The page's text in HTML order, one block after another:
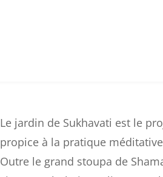
Le jardin de Sukhavati est le
propice à la pratique
Outre le grand stoupa de